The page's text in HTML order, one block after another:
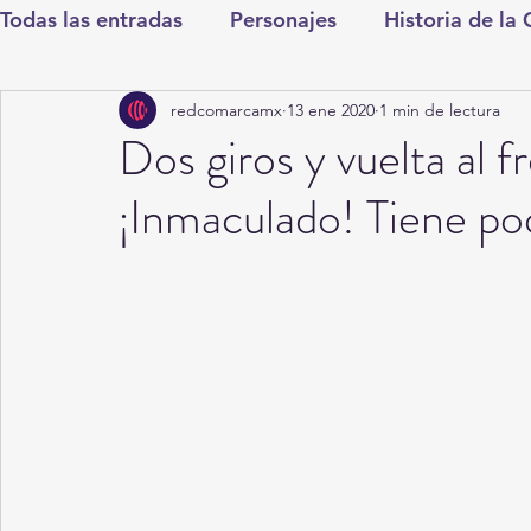
Todas las entradas Personajes Historia de la
Deportes Salud Entretenimiento
Round Cero Columnistas CDMX
Dos giros y vuelta al
¡Inmaculado! Tiene
redcomarcamx 13 ene 2020 1 min de lectura